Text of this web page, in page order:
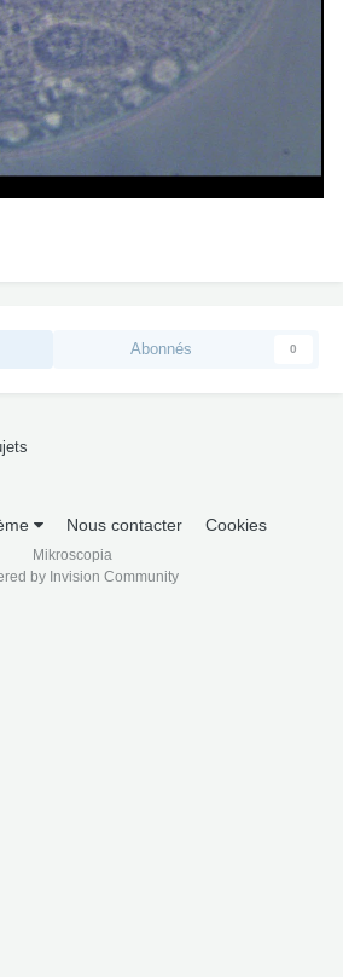
Abonnés 0
Nous contacter Cookies
Mikroscopia
by Invision Community